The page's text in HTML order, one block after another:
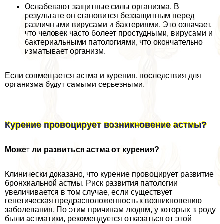
Ослабевают защитные силы организма. В
результате он становится беззащитным перед
различными вирусами и бактериями. Это означает,
что человек часто болеет простудными, вирусами и
бактериальными патологиями, что окончательно
изматывает организм.
Если совмещается астма и курения, последствия для
организма будут самыми серьезными.
Курение провоцирует возникновение астмы?
Может ли развиться астма от курения?
Клинически доказано, что курение провоцирует развитие
бронхиальной астмы. Риск развития патологии
увеличивается в том случае, если существует
генетическая предрасположенность к возникновению
заболевания. По этим причинам людям, у которых в роду
были астматики, рекомендуется отказаться от этой